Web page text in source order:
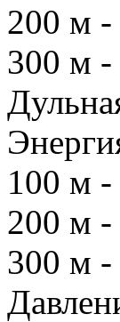
200 м -
300 м -
100 м -
200 м -
300 м -